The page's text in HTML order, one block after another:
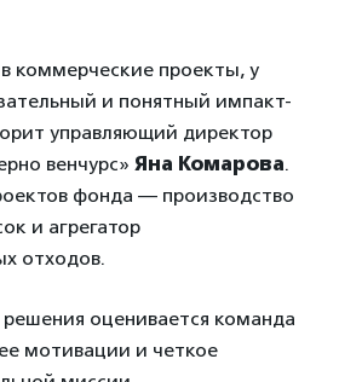
коммерческие проекты, у
и понятный импакт-
управляющий директор
венчурс» Яна Комарова.
фонда — производство
и агрегатор
отходов.
оценивается команда
мотивации и четкое